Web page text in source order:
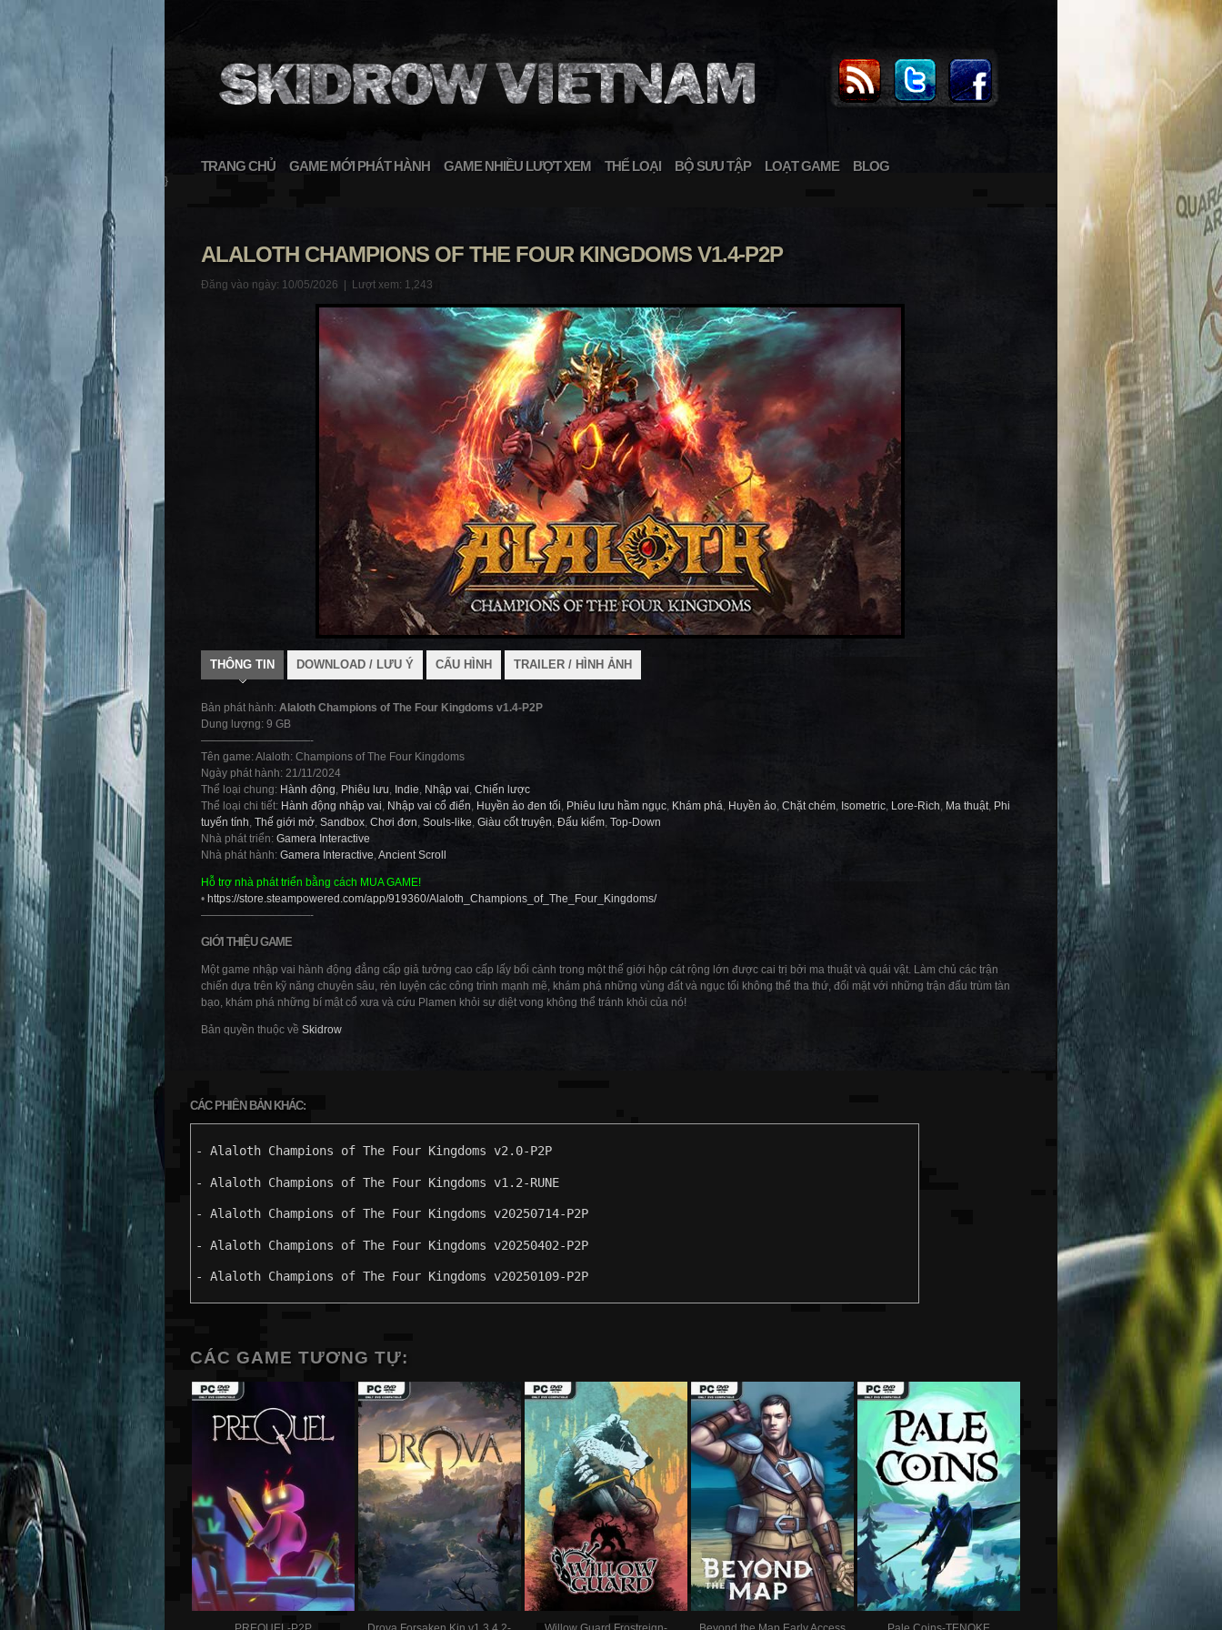
TRANG CHỦ GAME MỚI PHÁT HÀNH GAME NHIỀU LƯỢT XEM THỂ LOẠI BỘ SƯU TẬP LOẠT GAME BLOG
}
ALALOTH CHAMPIONS OF THE FOUR KINGDOMS V1.4-P2P
Đăng vào ngày: 10/05/2026 | Lượt xem: 1,243
THÔNG TIN DOWNLOAD / LƯU Ý CẤU HÌNH TRAILER / HÌNH ẢNH
Bản phát hành: Alaloth Champions of The Four Kingdoms v1.4-P2P
Dung lượng: 9 GB
——————————-
Tên game: Alaloth: Champions of The Four Kingdoms
Ngày phát hành: 21/11/2024
Thể loại chung: Hành động, Phiêu lưu, Indie, Nhập vai, Chiến lược
Thể loại chi tiết: Hành động nhập vai, Nhập vai cổ điển, Huyền ảo đen tối, Phiêu lưu hầm ngục, Khám phá, Huyền ảo, Chặt chém, Isometric, Lore-Rich, Ma thuật, Phi
tuyến tính, Thế giới mở, Sandbox, Chơi đơn, Souls-like, Giàu cốt truyện, Đấu kiếm, Top-Down
Nhà phát triển: Gamera Interactive
Nhà phát hành: Gamera Interactive,Ancient Scroll
Hỗ trợ nhà phát triển bằng cách MUA GAME!
• https://store.steampowered.com/app/919360/Alaloth_Champions_of_The_Four_Kingdoms/
——————————-
GIỚI THIỆU GAME
Một game nhập vai hành động đẳng cấp giả tưởng cao cấp lấy bối cảnh trong một thế giới hộp cát rộng lớn được cai trị bởi ma thuật và quái vật. Làm chủ các trận
chiến dựa trên kỹ năng chuyên sâu, rèn luyện các công trình mạnh mẽ, khám phá những vùng đất và ngục tối không thể tha thứ, đối mặt với những trận đấu trùm tàn
bạo, khám phá những bí mật cổ xưa và cứu Plamen khỏi sự diệt vong không thể tránh khỏi của nó!
Bản quyền thuộc về Skidrow
CÁC PHIÊN BẢN KHÁC:
- Alaloth Champions of The Four Kingdoms v2.0-P2P
- Alaloth Champions of The Four Kingdoms v1.2-RUNE
- Alaloth Champions of The Four Kingdoms v20250714-P2P
- Alaloth Champions of The Four Kingdoms v20250402-P2P
- Alaloth Champions of The Four Kingdoms v20250109-P2P
CÁC GAME TƯƠNG TỰ: